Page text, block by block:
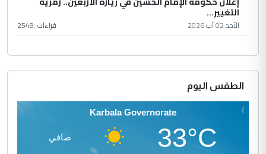
التغيير...
الأحد 02 آب 2026 قراءات :2549
الطقس اليوم
Karbala Governorate
33°C صافي